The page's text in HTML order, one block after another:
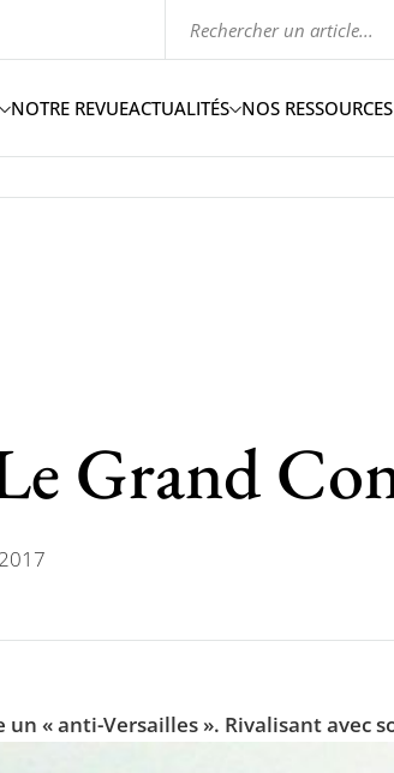
NOTRE REVUEACTUALITÉS NOS RESSOURCES
Grand
« anti-Versailles ». Rivalisant avec